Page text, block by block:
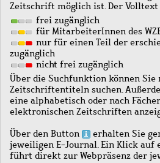
Zeitschrift möglich ist. Der
frei zugänglich
für MitarbeiterInnen des
nur für einen Teil der
zugänglich
nicht frei zugänglich
Über die Suchfunktion können Sie
Zeitschriftentiteln suchen.
eine alphabetisch oder nach
elektronischen Zeitschriften
Über den Button
erhalten Sie
jeweiligen E-Journal. Ein Klick
führt direkt zur Webpräsenz der